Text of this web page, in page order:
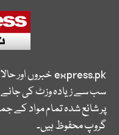
express.pkخبروں اور
سب سے زیادہ وزٹ کی
پر شائع شدہ تمام مواد کے
گروپ محفوظ ہیں۔